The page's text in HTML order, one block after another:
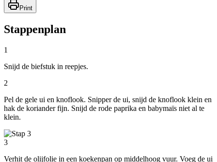
Print
Stappenplan
1
Snijd de biefstuk in reepjes.
2
Pel de gele ui en knoflook. Snipper de ui, snijd de knoflook klein en
hak de koriander fijn. Snijd de rode paprika en babymaïs niet al te
klein.
3
Verhit de olijfolie in een koekenpan op middelhoog vuur. Voeg de ui